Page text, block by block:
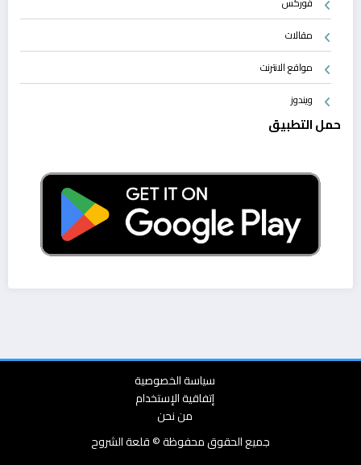
مقالات
مواقع الانترنت
ويندوز
حمل التطبيق
سياسة الخصوصية
إتفاقية الإستخدام
من نحن
جميع الحقوق محفوظة © قلعة الشروح